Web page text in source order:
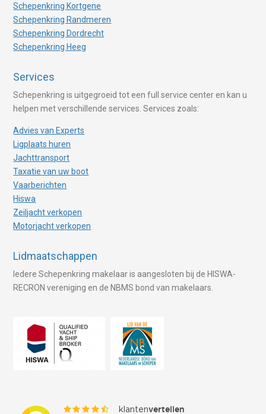
Schepenkring Kortgene
Schepenkring Randmeren
Schepenkring Dordrecht
Schepenkring Heeg
Services
Schepenkring is uitgegroeid tot een full service center en kan u
helpen met verschillende services. Services zoals:
Advies van Experts
Ligplaats huren
Jachttransport
Taxatie van uw boot
Vaarberichten
Hiswa
Zeiljacht verkopen
Motorjacht verkopen
Lidmaatschappen
Iedere Schepenkring makelaar is aangesloten bij de HISWA-
RECRON vereniging en de NBMS bond van makelaars.